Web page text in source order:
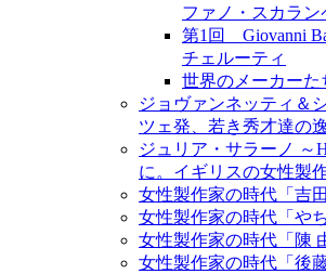
ファノ・スカラン
第1回 Giovanni
チェルーティ
世界のメーカーた
ジョヴァンネッティ＆
ツェ発、若き秀才達の
ジュリア・サラーノ ～
に。イギリスの女性製
女性製作家の時代「吉田
女性製作家の時代「やち
女性製作家の時代「陳
女性製作家の時代「後藤